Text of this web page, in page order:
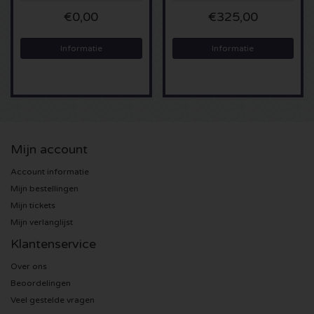
Olivia Rodrigo kaartjes
The Cure kaartjes
Sam Fender kaartjes
Bruce Springsteen kaartjes
My Chemical Romance kaartjes
Rob de Nijs kaartjes
Danny Vera kaartjes
€0,00
Informatie
€325,00
Informatie
Mijn account
Account informatie
Mijn bestellingen
Mijn tickets
Mijn verlanglijst
Klantenservice
Over ons
Beoordelingen
Veel gestelde vragen